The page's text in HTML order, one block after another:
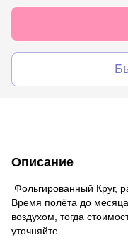
Описание
Фольгированный Круг,
Время полёта до
воздухом, тогда
уточняйте.